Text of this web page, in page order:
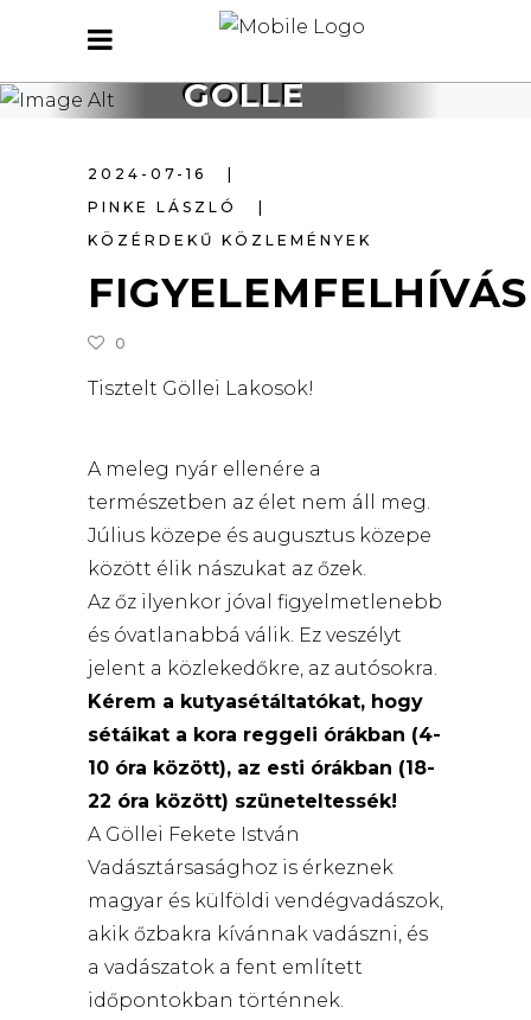
GÖLLE
2024-07-16
PINKE LÁSZLÓ
KÖZÉRDEKŰ KÖZLEMÉNYEK
FIGYELEMFELHÍVÁS
0
Tisztelt Göllei Lakosok!
A meleg nyár ellenére a
természetben az élet nem áll meg.
Július közepe és augusztus közepe
között élik nászukat az őzek.
Az őz ilyenkor jóval figyelmetlenebb
és óvatlanabbá válik. Ez veszélyt
jelent a közlekedőkre, az autósokra.
Kérem a kutyasétáltatókat, hogy
sétáikat a kora reggeli órákban (4-
10 óra között), az esti órákban (18-
22 óra között) szüneteltessék!
A Göllei Fekete István
Vadásztársasághoz is érkeznek
magyar és külföldi vendégvadászok,
akik őzbakra kívánnak vadászni, és
a vadászatok a fent említett
időpontokban történnek.